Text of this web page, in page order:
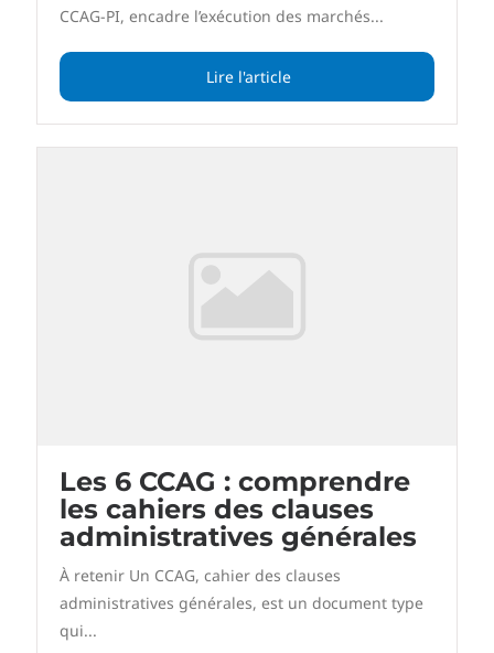
CCAG-PI, encadre l’exécution des marchés...
Lire l'article
Les 6 CCAG : comprendre
les cahiers des clauses
administratives générales
À retenir Un CCAG, cahier des clauses
administratives générales, est un document type
qui...